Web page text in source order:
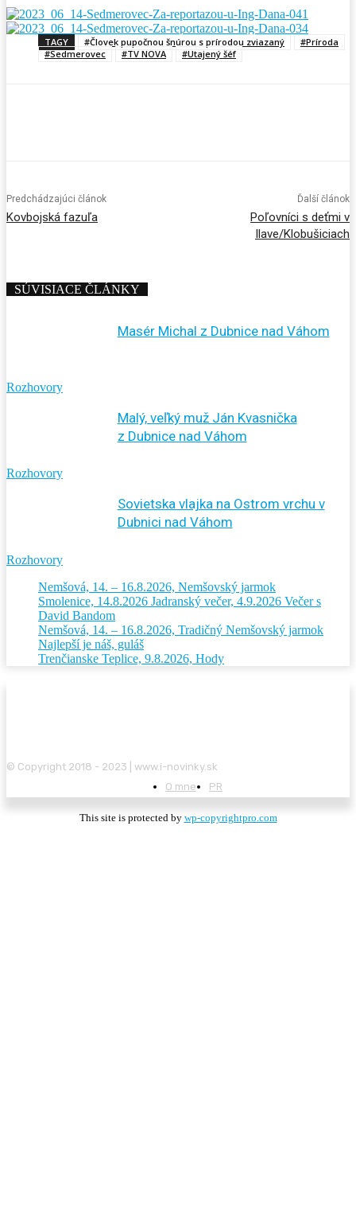
TAGY #Človek pupočnou šnúrou s prírodou zviazaný
#Príroda
#Sedmerovec
#TV NOVA #Utajený šéf
Predchádzajúci článok
Kovbojská fazuľa
Ďalší článok
Poľovníci s deťmi v
Ilave/Klobušiciach
SÚVISIACE ČLÁNKY
Rozhovory
Masér Michal z Dubnice nad Váhom
Rozhovory
Malý, veľký muž Ján Kvasnička
z Dubnice nad Váhom
Rozhovory
Sovietska vlajka na Ostrom vrchu v
Dubnici nad Váhom
Nemšová, 14. – 16.8.2026, Nemšovský jarmok
Smolenice, 14.8.2026 Jadranský večer, 4.9.2026 Večer s
David Bandom
Nemšová, 14. – 16.8.2026, Tradičný Nemšovský jarmok
Najlepší je náš, guláš
Trenčianske Teplice, 9.8.2026, Hody
© Copyright 2018 - 2023 | www.i-novinky.sk
O mne
PR
This site is protected by wp-copyrightpro.com